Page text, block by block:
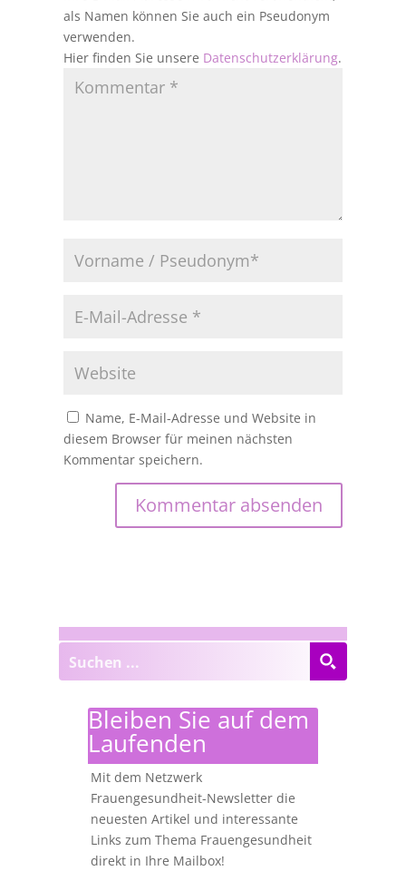
als Namen können Sie auch ein Pseudonym
verwenden.
Hier finden Sie unsere Datenschutzerklärung.
Name, E-Mail-Adresse und Website in
diesem Browser für meinen nächsten
Kommentar speichern.
Bleiben Sie auf dem
Laufenden
Mit dem Netzwerk
Frauengesundheit-Newsletter die
neuesten Artikel und interessante
Links zum Thema Frauengesundheit
direkt in Ihre Mailbox!